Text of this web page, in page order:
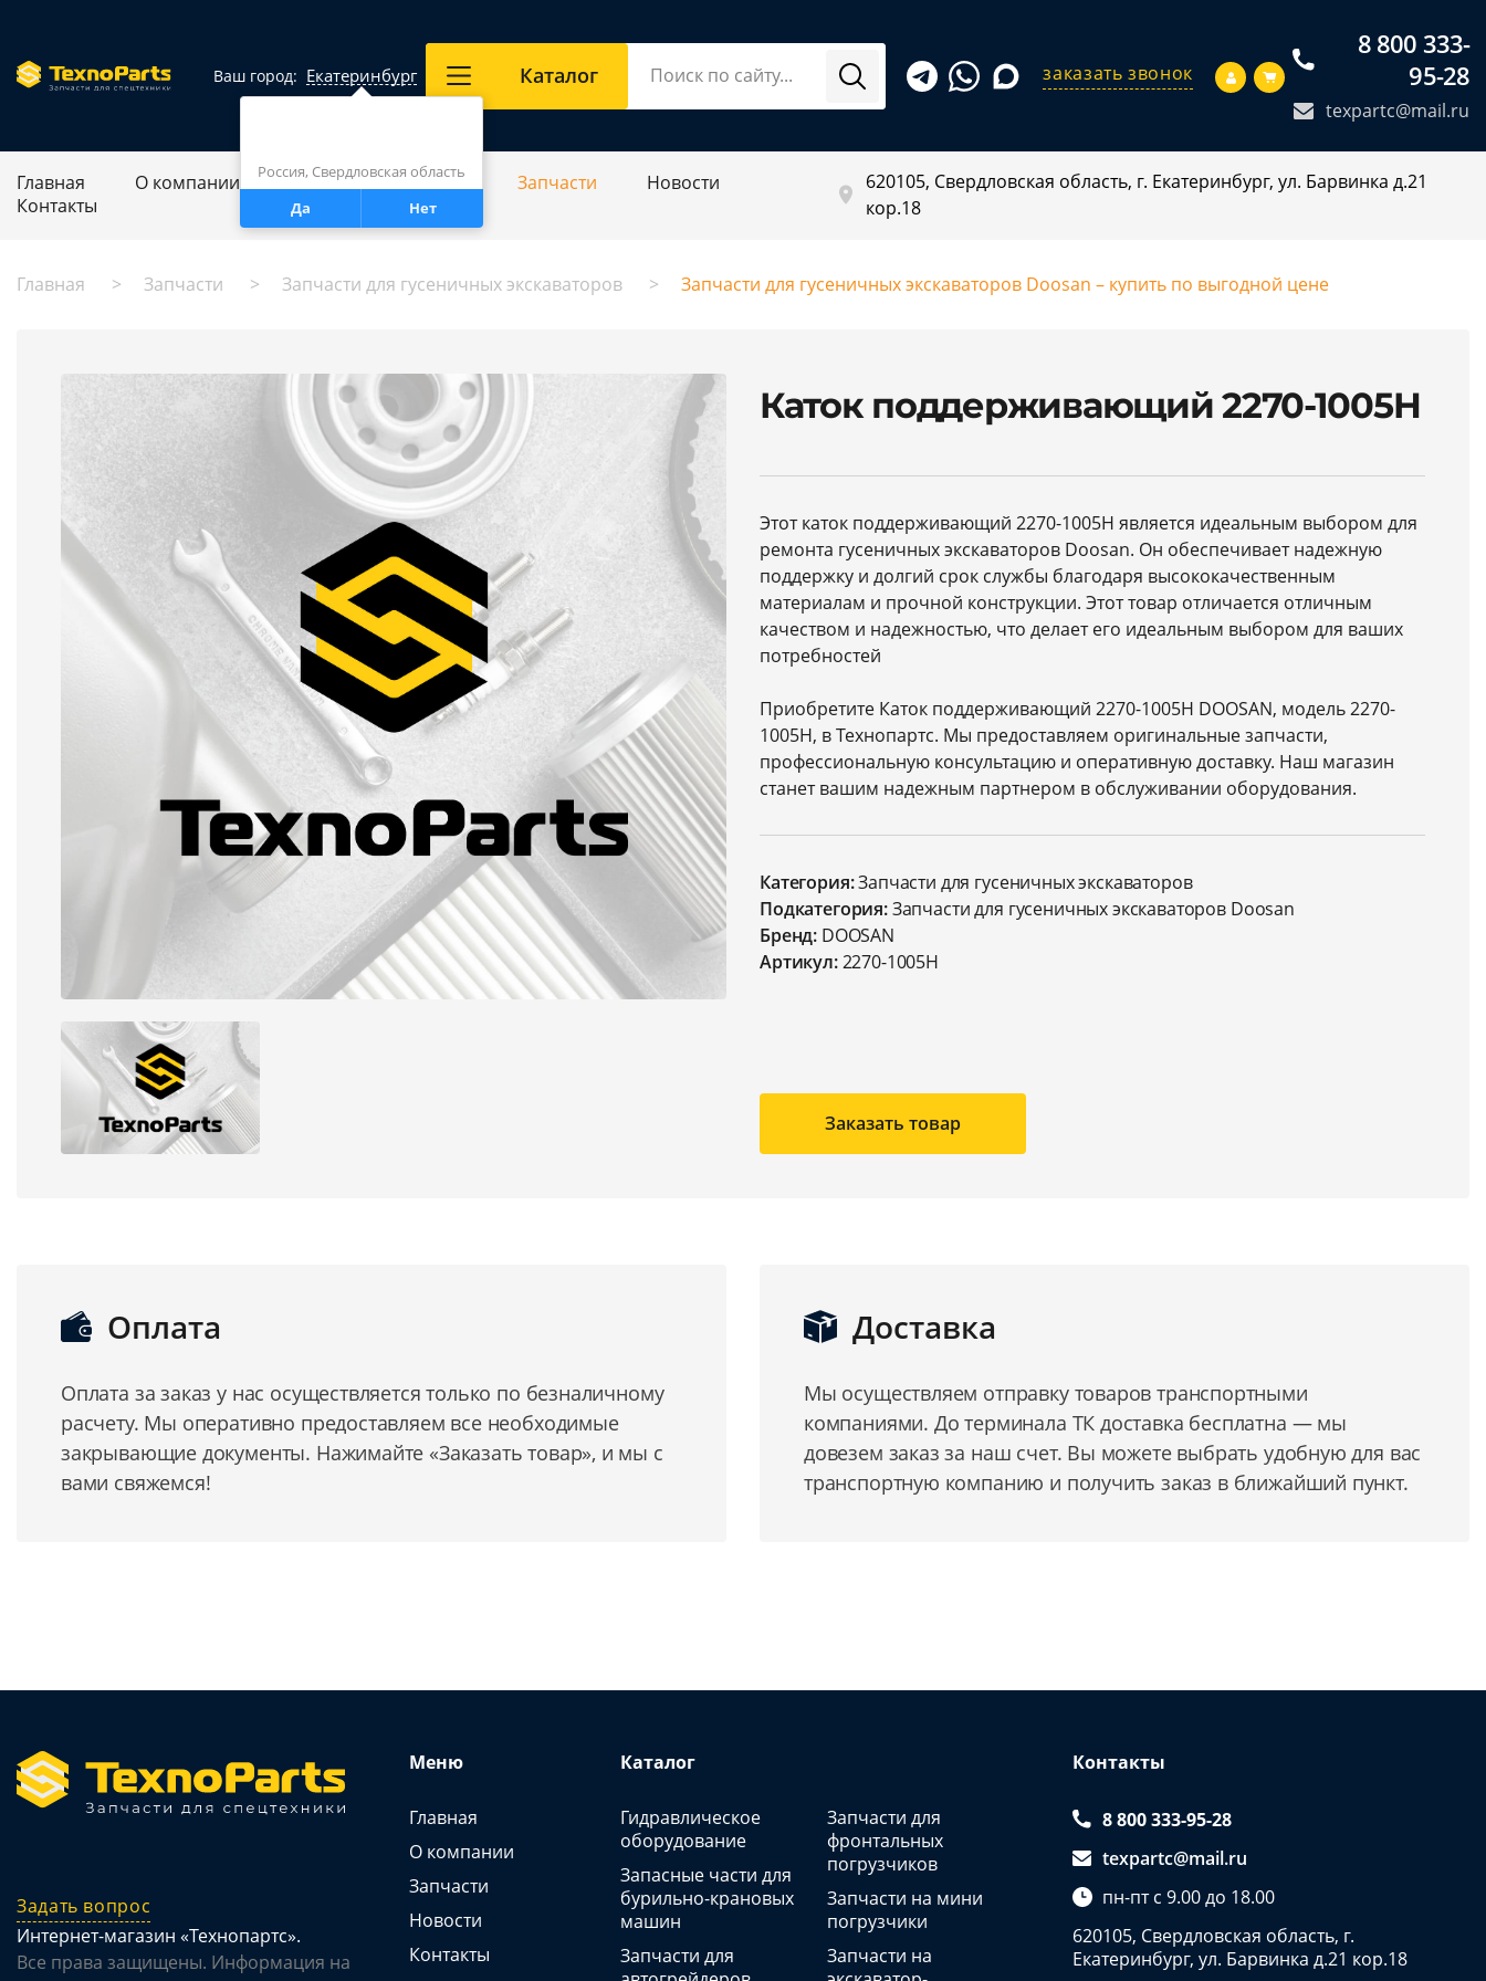
Ваш город: Екатеринбург
Россия, Свердловская область
Да
Нет
Каталог заказать звонок
8 800 333-
95-28
texpartc@mail.ru
Главная О компании Ремонт спецтехники Запчасти
Новости
Контакты
620105, Свердловская область, г. Екатеринбург, ул. Барвинка д.21
кор.18
Главная Запчасти Запчасти для гусеничных экскаваторов Запчасти для гусеничных экскаваторов Doosan – купить по выгодной цене
Каток поддерживающий 2270-1005H
Этот каток поддерживающий 2270-1005H является идеальным выбором для
ремонта гусеничных экскаваторов Doosan. Он обеспечивает надежную
поддержку и долгий срок службы благодаря высококачественным
материалам и прочной конструкции. Этот товар отличается отличным
качеством и надежностью, что делает его идеальным выбором для ваших
потребностей
Приобретите Каток поддерживающий 2270-1005H DOOSAN, модель 2270-
1005H, в Технопартс. Мы предоставляем оригинальные запчасти,
профессиональную консультацию и оперативную доставку. Наш магазин
станет вашим надежным партнером в обслуживании оборудования.
Категория:Запчасти для гусеничных экскаваторов
Подкатегория:Запчасти для гусеничных экскаваторов Doosan
Бренд: DOOSAN
Артикул:2270-1005H
Заказать товар
Оплата
Оплата за заказ у нас осуществляется только по безналичному
расчету. Мы оперативно предоставляем все необходимые
закрывающие документы. Нажимайте «Заказать товар», и мы с
вами свяжемся!
Доставка
Мы осуществляем отправку товаров транспортными
компаниями. До терминала ТК доставка бесплатна — мы
довезем заказ за наш счет. Вы можете выбрать удобную для вас
транспортную компанию и получить заказ в ближайший пункт.
Задать вопрос
Интернет-магазин «Технопартс».
Все права защищены. Информация на
Меню
Главная
О компании
Запчасти
Новости
Контакты
Каталог
Гидравлическое
оборудование
Запасные части для
бурильно-крановых
машин
Запчасти для
Запчасти для
фронтальных
погрузчиков
Запчасти на мини
погрузчики
Запчасти на
Контакты
8 800 333-95-28
texpartc@mail.ru
пн-пт с 9.00 до 18.00
620105, Свердловская область, г.
Екатеринбург, ул. Барвинка д.21 кор.18